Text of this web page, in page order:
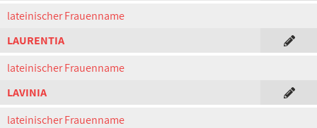
lateinischer Frauenname
LAURENTIA
lateinischer Frauenname
LAVINIA
lateinischer Frauenname